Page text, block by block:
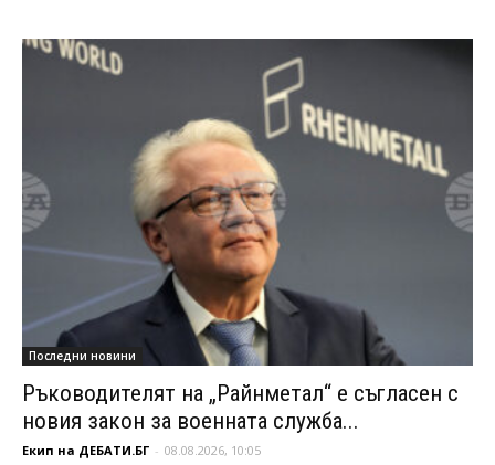
Последни новини
Ръководителят на „Райнметал“ е съгласен с
новия закон за военната служба...
Екип на ДЕБАТИ.БГ - 08.08.2026, 10:05